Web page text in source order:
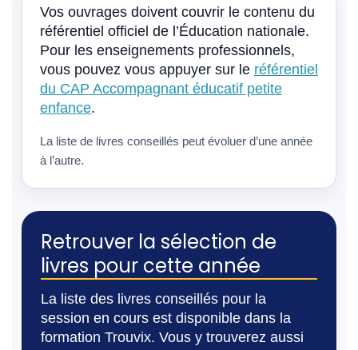
Vos ouvrages doivent couvrir le contenu du
référentiel officiel de l’Éducation nationale.
Pour les enseignements professionnels,
vous pouvez vous appuyer sur le référentiel
du CAP Accompagnant éducatif petite
enfance.
La liste de livres conseillés peut évoluer d’une année
à l’autre.
Retrouver la sélection de
livres pour cette année
La liste des livres conseillés pour la
session en cours est disponible dans la
formation Trouvix. Vous y trouverez aussi